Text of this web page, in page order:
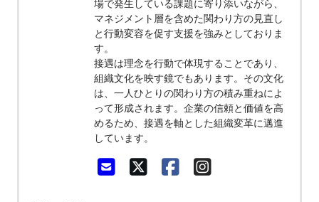
場で発生している課題に寄り添いながら、
マネジメント層を含めた関わり方の見直し
と行動変容を促す支援を強みとしておりま
す。
接遇は理念を行動で体現することであり、
組織文化を映す鏡でもあります。その文化
は、一人ひとりの関わり方の積み重ねによ
って形成されます。企業の信頼と価値を高
めるため、接遇を軸とした組織変革に邁進
しています。